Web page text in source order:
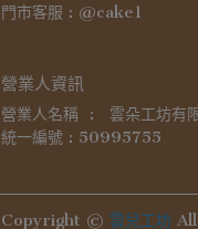
門市客服 : @cake1
營業人資訊
營業人名稱  :　雲朵工坊有
統一編號 : 50995755
Copyright © 雲兒工坊